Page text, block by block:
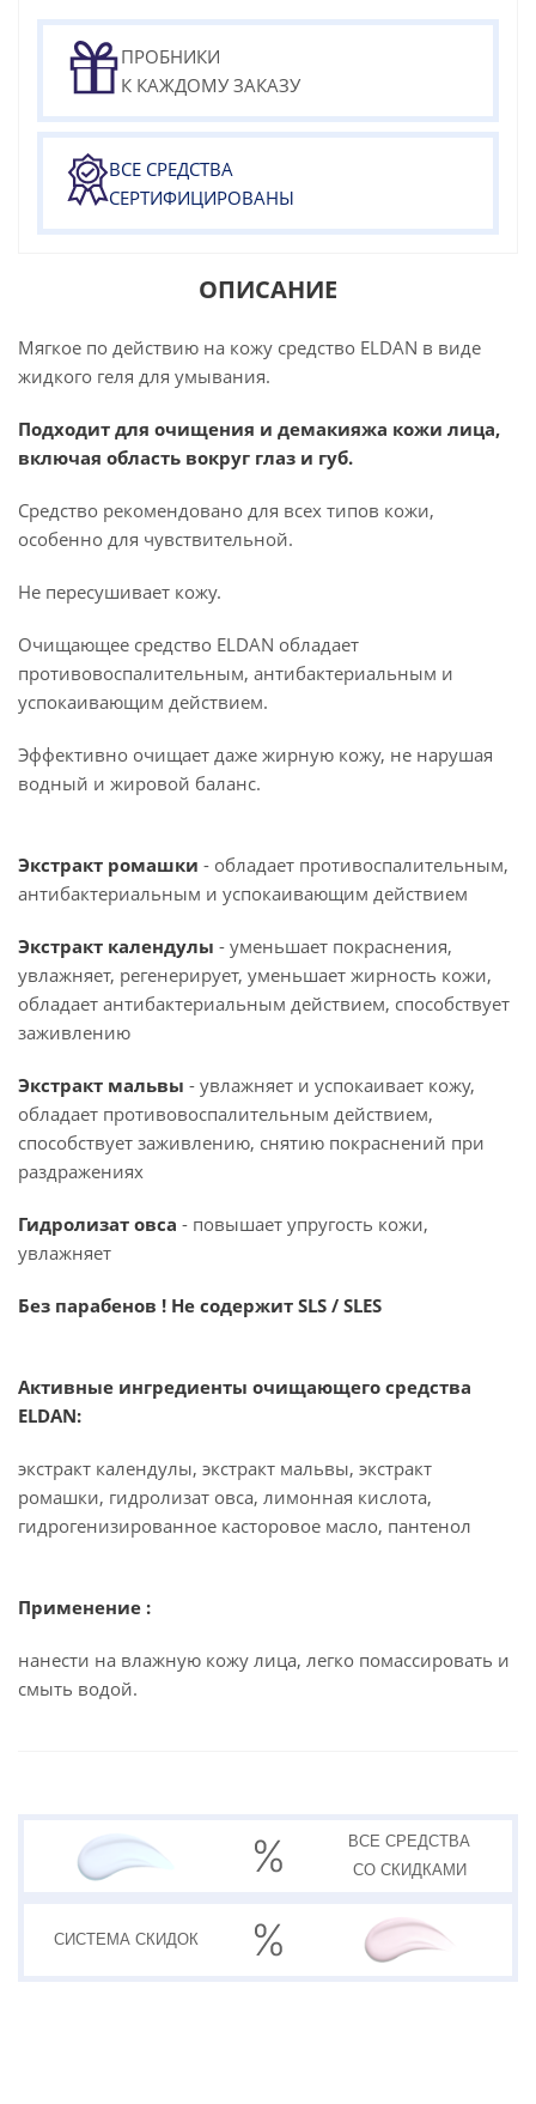
ПРОБНИКИ
К КАЖДОМУ ЗАКАЗУ
ВСЕ СРЕДСТВА
СЕРТИФИЦИРОВАНЫ
ОПИСАНИЕ
Мягкое по действию на кожу средство ELDAN в виде
жидкого геля для умывания.
Подходит для очищения и демакияжа кожи лица,
включая область вокруг глаз и губ.
Средство рекомендовано для всех типов кожи,
особенно для чувствительной.
Не пересушивает кожу.
Очищающее средство ELDAN обладает
противовоспалительным, антибактериальным и
успокаивающим действием.
Эффективно очищает даже жирную кожу, не нарушая
водный и жировой баланс.
Экстракт ромашки - обладает противоспалительным,
антибактериальным и успокаивающим действием
Экстракт календулы - уменьшает покраснения,
увлажняет, регенерирует, уменьшает жирность кожи,
обладает антибактериальным действием, способствует
заживлению
Экстракт мальвы - увлажняет и успокаивает кожу,
обладает противовоспалительным действием,
способствует заживлению, снятию покраснений при
раздражениях
Гидролизат овса - повышает упругость кожи,
увлажняет
Без парабенов ! Не содержит SLS / SLES
Активные ингредиенты очищающего средства
ELDAN:
экстракт календулы, экстракт мальвы, экстракт
ромашки, гидролизат овса, лимонная кислота,
гидрогенизированное касторовое масло, пантенол
Применение :
нанести на влажную кожу лица, легко помассировать и
смыть водой.
ВСЕ СРЕДСТВА
СО СКИДКАМИ
СИСТЕМАСКИДОК